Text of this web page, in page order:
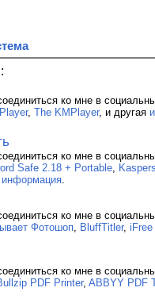
ко мне в
, The KMPlayer, и другая
ко мне в
Safe 2.18 + Portable
информация
ко мне в
Фотошоп
BluffTitler,
ко мне в
PDF Printer, ABBYY PDF